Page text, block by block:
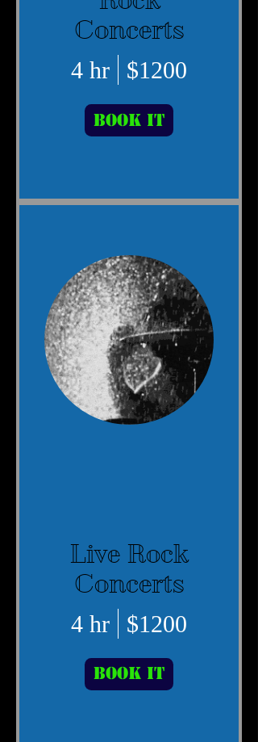
Concerts
4 hr $1200
Book It
Live Rock
Concerts
4 hr $1200
Book It